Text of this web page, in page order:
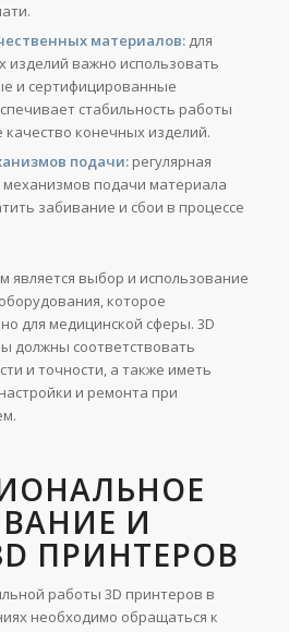
материалов:для
изделий важно использовать
и сертифицированные
стабильность работы
конечных изделий.
подачи:регулярная
механизмов подачи материала
забивание и сбои в процессе
является выбор и использование
которое
для медицинской сферы. 3D
должны соответствовать
и точности, а также иметь
и ремонта при
И
ПРИНТЕРОВ
работы 3D принтеров в
необходимо обращаться к